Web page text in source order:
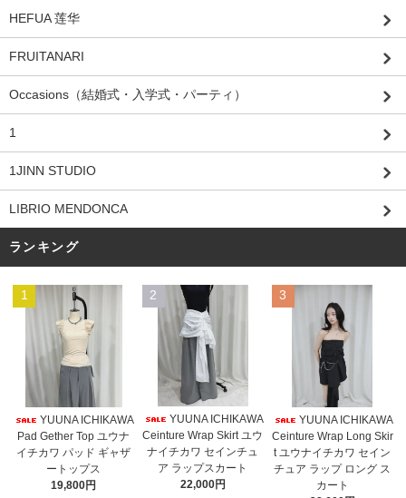
HEFUA 莲华
FRUITANARI
Occasions（結婚式・入学式・パーティ）
1
1JINN STUDIO
LIBRIO MENDONCA
ランキング
1
YUUNA ICHIKAWA
Pad Gether Top ユウナ
イチカワ パッド ギャザ
ートップス
19,800円
2
YUUNA ICHIKAWA
Ceinture Wrap Skirt ユウ
ナイチカワ セインチュ
ア ラップスカート
22,000円
3
YUUNA ICHIKAWA
Ceinture Wrap Long Skir
t ユウナイチカワ セイン
チュア ラップ ロング ス
カート